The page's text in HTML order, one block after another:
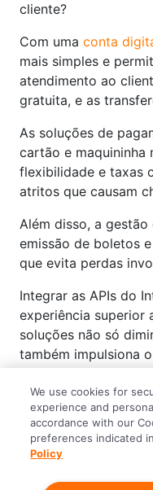
cliente?
Com uma conta
mais simples e
atendimento ao
gratuita, e as
As soluções de
cartão e maquininha
flexibilidade e taxas
atritos que causam
Além disso, a
emissão de boletos
que evita perdas
Integrar as APIs do
experiência superior
soluções não só
também impulsiona
Conheça agora
We use cookies for
experience and
accordance with our
preferences indicated
Policy